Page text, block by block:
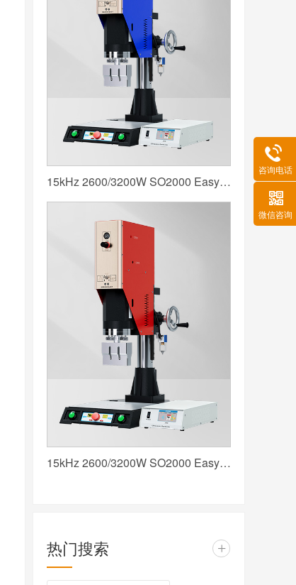
15kHz 2600/3200W SO2000 Easy 声峰超声波焊接机 数字 圆立柱 蓝色
15kHz 2600/3200W SO2000 Easy 声峰超声波焊接机 数字 圆立柱 红
热门搜索 +
咨询电话
微信咨询